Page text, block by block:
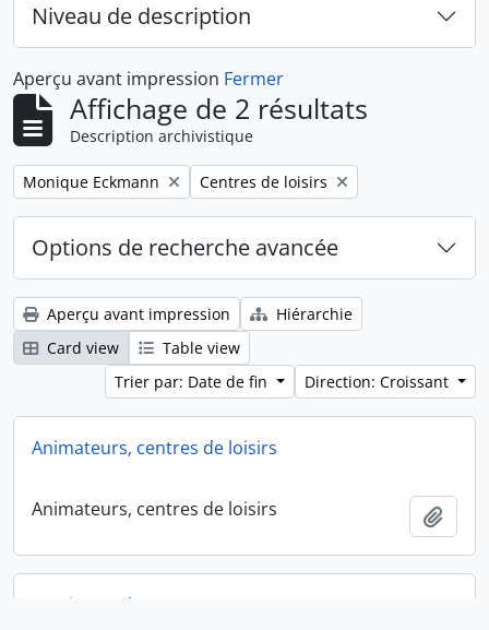
Niveau de description
Aperçu avant impression Fermer
Affichage de 2 résultats
Description archivistique
Remove filter:
Monique Eckmann Remove filter:
Centres de loisirs
Options de recherche avancée
Aperçu avant impression
Hiérarchie
Card view
Table view
Trier par: Date de fin
Direction: Croissant
Animateurs, centres de loisirs
Animateurs, centres de loisirs
Monique Eckmann